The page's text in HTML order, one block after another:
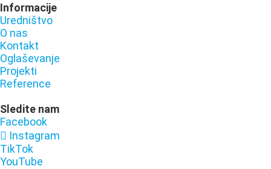
Informacije
Uredništvo
O nas
Kontakt
Oglaševanje
Projekti
Reference
Sledite nam
Facebook
Instagram
TikTok
YouTube